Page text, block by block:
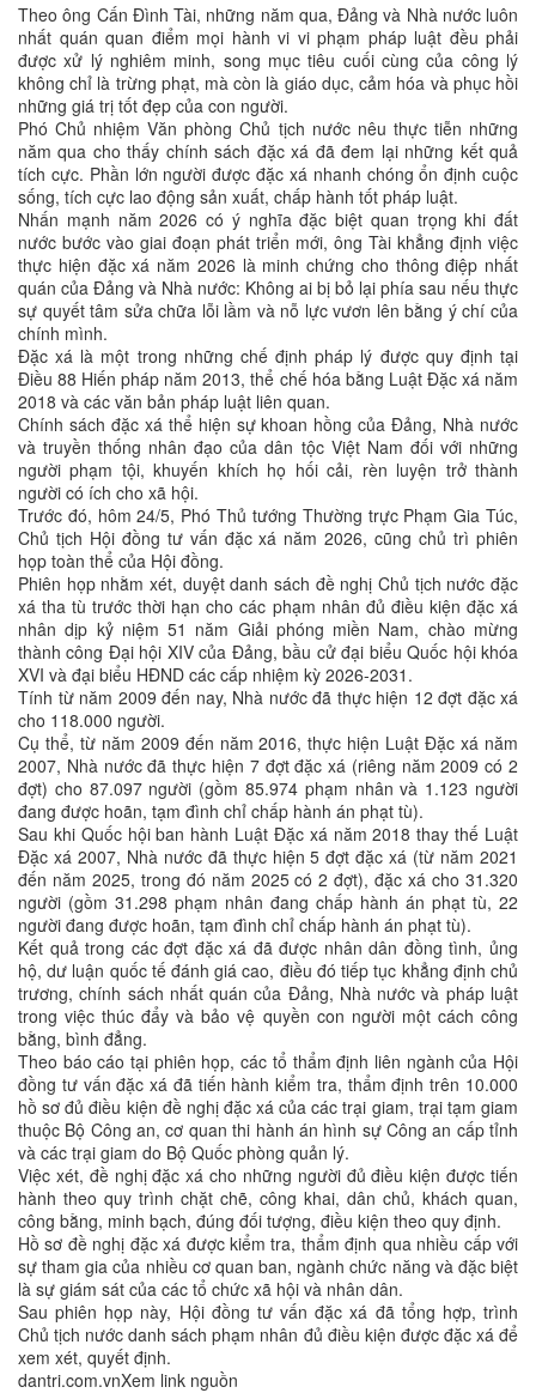
Theo ông Cấn Đình Tài, những năm qua, Đảng và Nhà nước luôn
nhất quán quan điểm mọi hành vi vi phạm pháp luật đều phải
được xử lý nghiêm minh, song mục tiêu cuối cùng của công lý
không chỉ là trừng phạt, mà còn là giáo dục, cảm hóa và phục hồi
những giá trị tốt đẹp của con người.
Phó Chủ nhiệm Văn phòng Chủ tịch nước nêu thực tiễn những
năm qua cho thấy chính sách đặc xá đã đem lại những kết quả
tích cực. Phần lớn người được đặc xá nhanh chóng ổn định cuộc
sống, tích cực lao động sản xuất, chấp hành tốt pháp luật.
Nhấn mạnh năm 2026 có ý nghĩa đặc biệt quan trọng khi đất
nước bước vào giai đoạn phát triển mới, ông Tài khẳng định việc
thực hiện đặc xá năm 2026 là minh chứng cho thông điệp nhất
quán của Đảng và Nhà nước: Không ai bị bỏ lại phía sau nếu thực
sự quyết tâm sửa chữa lỗi lầm và nỗ lực vươn lên bằng ý chí của
chính mình.
Đặc xá là một trong những chế định pháp lý được quy định tại
Điều 88 Hiến pháp năm 2013, thể chế hóa bằng Luật Đặc xá năm
2018 và các văn bản pháp luật liên quan.
Chính sách đặc xá thể hiện sự khoan hồng của Đảng, Nhà nước
và truyền thống nhân đạo của dân tộc Việt Nam đối với những
người phạm tội, khuyến khích họ hối cải, rèn luyện trở thành
người có ích cho xã hội.
Trước đó, hôm 24/5, Phó Thủ tướng Thường trực Phạm Gia Túc,
Chủ tịch Hội đồng tư vấn đặc xá năm 2026, cũng chủ trì phiên
họp toàn thể của Hội đồng.
Phiên họp nhằm xét, duyệt danh sách đề nghị Chủ tịch nước đặc
xá tha tù trước thời hạn cho các phạm nhân đủ điều kiện đặc xá
nhân dịp kỷ niệm 51 năm Giải phóng miền Nam, chào mừng
thành công Đại hội XIV của Đảng, bầu cử đại biểu Quốc hội khóa
XVI và đại biểu HĐND các cấp nhiệm kỳ 2026-2031.
Tính từ năm 2009 đến nay, Nhà nước đã thực hiện 12 đợt đặc xá
cho 118.000 người.
Cụ thể, từ năm 2009 đến năm 2016, thực hiện Luật Đặc xá năm
2007, Nhà nước đã thực hiện 7 đợt đặc xá (riêng năm 2009 có 2
đợt) cho 87.097 người (gồm 85.974 phạm nhân và 1.123 người
đang được hoãn, tạm đình chỉ chấp hành án phạt tù).
Sau khi Quốc hội ban hành Luật Đặc xá năm 2018 thay thế Luật
Đặc xá 2007, Nhà nước đã thực hiện 5 đợt đặc xá (từ năm 2021
đến năm 2025, trong đó năm 2025 có 2 đợt), đặc xá cho 31.320
người (gồm 31.298 phạm nhân đang chấp hành án phạt tù, 22
người đang được hoãn, tạm đình chỉ chấp hành án phạt tù).
Kết quả trong các đợt đặc xá đã được nhân dân đồng tình, ủng
hộ, dư luận quốc tế đánh giá cao, điều đó tiếp tục khẳng định chủ
trương, chính sách nhất quán của Đảng, Nhà nước và pháp luật
trong việc thúc đẩy và bảo vệ quyền con người một cách công
bằng, bình đẳng.
Theo báo cáo tại phiên họp, các tổ thẩm định liên ngành của Hội
đồng tư vấn đặc xá đã tiến hành kiểm tra, thẩm định trên 10.000
hồ sơ đủ điều kiện đề nghị đặc xá của các trại giam, trại tạm giam
thuộc Bộ Công an, cơ quan thi hành án hình sự Công an cấp tỉnh
và các trại giam do Bộ Quốc phòng quản lý.
Việc xét, đề nghị đặc xá cho những người đủ điều kiện được tiến
hành theo quy trình chặt chẽ, công khai, dân chủ, khách quan,
công bằng, minh bạch, đúng đối tượng, điều kiện theo quy định.
Hồ sơ đề nghị đặc xá được kiểm tra, thẩm định qua nhiều cấp với
sự tham gia của nhiều cơ quan ban, ngành chức năng và đặc biệt
là sự giám sát của các tổ chức xã hội và nhân dân.
Sau phiên họp này, Hội đồng tư vấn đặc xá đã tổng hợp, trình
Chủ tịch nước danh sách phạm nhân đủ điều kiện được đặc xá để
xem xét, quyết định.
dantri.com.vnXem link nguồn